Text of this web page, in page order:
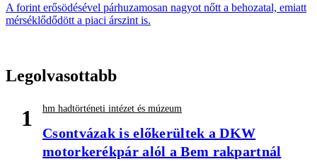
A forint erősödésével párhuzamosan nagyot nőtt a behozatal, emiatt
mérséklődődött a piaci árszint is.
Legolvasottabb
1 hm hadtörténeti intézet és múzeum
Csontvázak is előkerültek a DKW
motorkerékpár alól a Bem rakpartnál